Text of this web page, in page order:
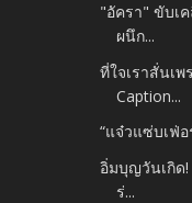
"อัครา" ขับเ
ผนึก...
ที่ใจเราสั่นเ
Caption...
“แจ๋วแซ่บเฟ่
อิ่มบุญวันเกิด
ร่...